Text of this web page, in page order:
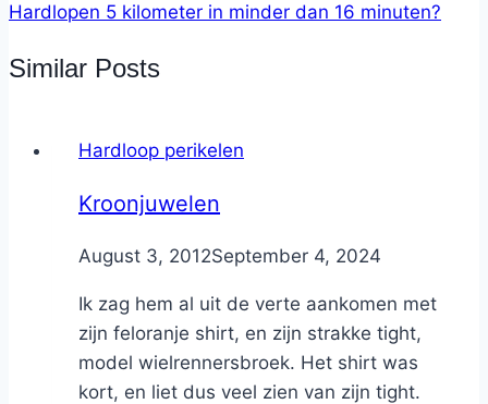
Hardlopen 5 kilometer in minder dan 16 minuten?
Similar Posts
Hardloop perikelen
Kroonjuwelen
ByNicole
August 3, 2012September 4, 2024
Ik zag hem al uit de verte aankomen met
zijn feloranje shirt, en zijn strakke tight,
model wielrennersbroek. Het shirt was
kort, en liet dus veel zien van zijn tight.